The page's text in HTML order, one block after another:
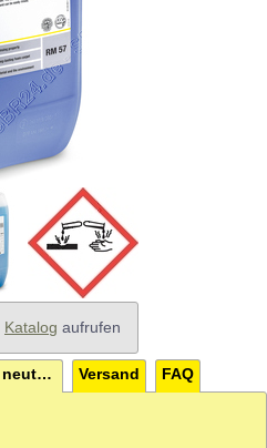
Katalog aufrufen
Kärcher Schaumreiniger, neutral RM 57** 20 L Versand FAQ